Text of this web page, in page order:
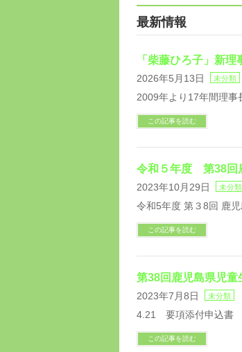
最新情報
「柴藤ひろ子」新理
2026年5月13日 未分類
2009年より17年間理事
この記事を読む
令和５年度 第38回
2023年10月29日 未分類
令和5年度 第３8回 鹿
この記事を読む
第38回鹿児島県児
2023年7月8日 未分類
4.21 要項添付申込書
この記事を読む